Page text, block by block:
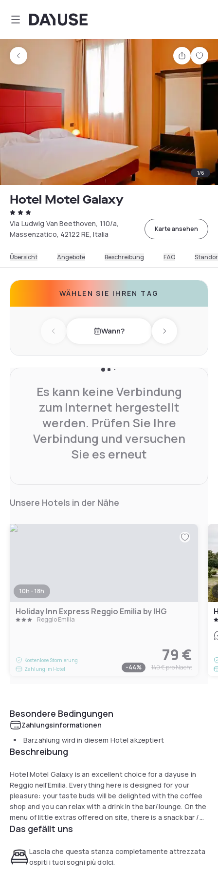
Dayuse
Teilen
1/6
Hotel Motel Galaxy
Via Ludwig Van Beethoven, 110/a,
Massenzatico, 42122 RE, Italia
Karte ansehen
Übersicht Angebote Beschreibung FAQ
WÄHLEN SIE IHREN TAG
Previous day Wann? Next day
Es kann keine Verbindung
zum Internet hergestellt
werden. Prüfen Sie Ihre
Verbindung und versuchen
Sie es erneut
Unsere Hotels in der Nähe
10h - 18h
Holiday Inn Express Reggio Emilia by IHG
Reggio Emilia
Kostenlose Stornierung
Zahlung im Hotel
79 €
-44% 140 €pro Nacht
Besondere Bedingungen
Zahlungsinformationen
Barzahlung wird in diesem Hotel akzeptiert
Beschreibung
Hotel Motel Galaxy is an excellent choice for a dayuse in
Reggio nell'Emilia. Everything here is designed for your
pleasure: your taste buds will be delighted with the coffee
shop and you can relax with a drink in the bar/lounge. On the
menu of little extras offered on site, there is a snack bar /
delicatessen and a garden. Nice, isn't it? The attentive staff
Das gefällt uns
Lascia che questa stanza completamente attrezzata
ospiti i tuoi sogni più dolci.